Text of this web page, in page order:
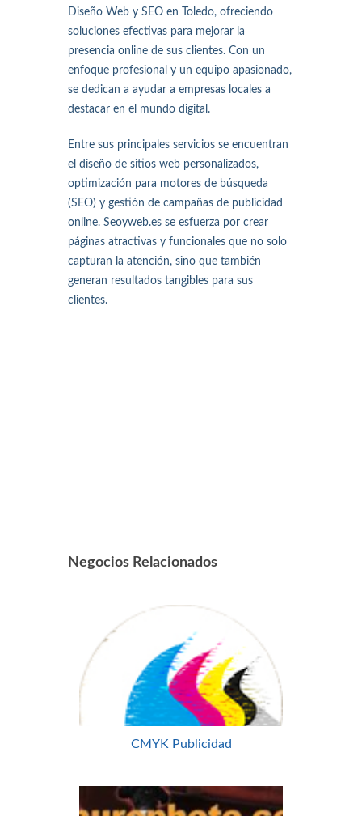
Diseño Web y SEO en Toledo, ofreciendo
soluciones efectivas para mejorar la
presencia online de sus clientes. Con un
enfoque profesional y un equipo apasionado,
se dedican a ayudar a empresas locales a
destacar en el mundo digital.
Entre sus principales servicios se encuentran
el diseño de sitios web personalizados,
optimización para motores de búsqueda
(SEO) y gestión de campañas de publicidad
online. Seoyweb.es se esfuerza por crear
páginas atractivas y funcionales que no solo
capturan la atención, sino que también
generan resultados tangibles para sus
clientes.
Negocios Relacionados
CMYK Publicidad